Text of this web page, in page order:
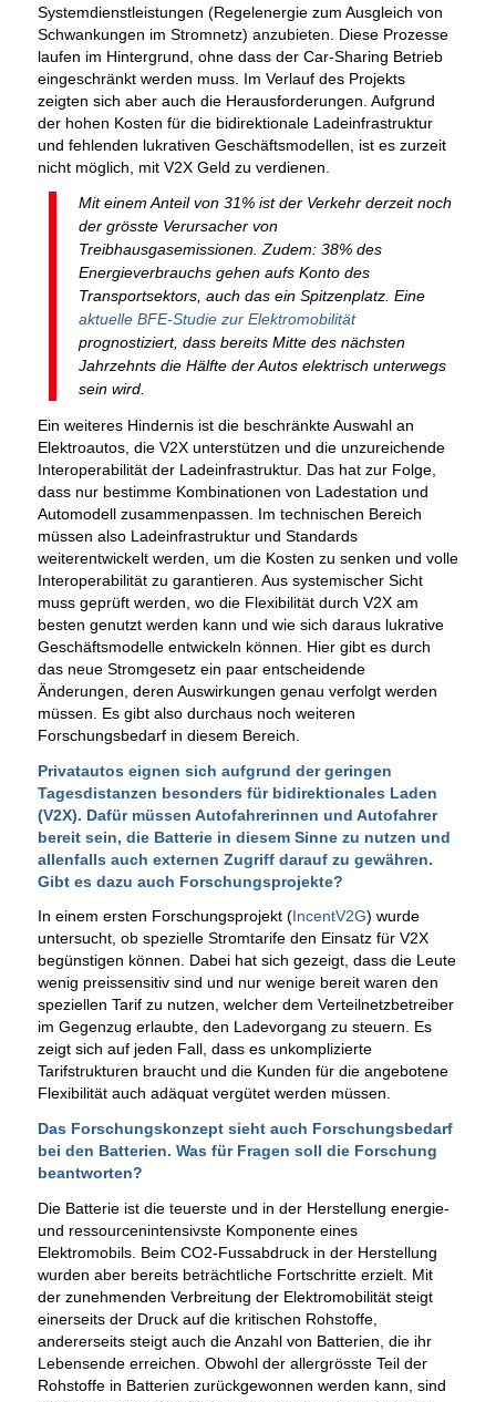
Systemdienstleistungen (Regelenergie zum Ausgleich von
Schwankungen im Stromnetz) anzubieten. Diese Prozesse
laufen im Hintergrund, ohne dass der Car-Sharing Betrieb
eingeschränkt werden muss. Im Verlauf des Projekts
zeigten sich aber auch die Herausforderungen. Aufgrund
der hohen Kosten für die bidirektionale Ladeinfrastruktur
und fehlenden lukrativen Geschäftsmodellen, ist es zurzeit
nicht möglich, mit V2X Geld zu verdienen.
Mit einem Anteil von 31% ist der Verkehr derzeit noch
der grösste Verursacher von
Treibhausgasemissionen. Zudem: 38% des
Energieverbrauchs gehen aufs Konto des
Transportsektors, auch das ein Spitzenplatz. Eine
aktuelle BFE-Studie zur Elektromobilität
prognostiziert, dass bereits Mitte des nächsten
Jahrzehnts die Hälfte der Autos elektrisch unterwegs
sein wird.
Ein weiteres Hindernis ist die beschränkte Auswahl an
Elektroautos, die V2X unterstützen und die unzureichende
Interoperabilität der Ladeinfrastruktur. Das hat zur Folge,
dass nur bestimme Kombinationen von Ladestation und
Automodell zusammenpassen. Im technischen Bereich
müssen also Ladeinfrastruktur und Standards
weiterentwickelt werden, um die Kosten zu senken und volle
Interoperabilität zu garantieren. Aus systemischer Sicht
muss geprüft werden, wo die Flexibilität durch V2X am
besten genutzt werden kann und wie sich daraus lukrative
Geschäftsmodelle entwickeln können. Hier gibt es durch
das neue Stromgesetz ein paar entscheidende
Änderungen, deren Auswirkungen genau verfolgt werden
müssen. Es gibt also durchaus noch weiteren
Forschungsbedarf in diesem Bereich.
Privatautos eignen sich aufgrund der geringen
Tagesdistanzen besonders für bidirektionales Laden
(V2X). Dafür müssen Autofahrerinnen und Autofahrer
bereit sein, die Batterie in diesem Sinne zu nutzen und
allenfalls auch externen Zugriff darauf zu gewähren.
Gibt es dazu auch Forschungsprojekte?
In einem ersten Forschungsprojekt (IncentV2G) wurde
untersucht, ob spezielle Stromtarife den Einsatz für V2X
begünstigen können. Dabei hat sich gezeigt, dass die Leute
wenig preissensitiv sind und nur wenige bereit waren den
speziellen Tarif zu nutzen, welcher dem Verteilnetzbetreiber
im Gegenzug erlaubte, den Ladevorgang zu steuern. Es
zeigt sich auf jeden Fall, dass es unkomplizierte
Tarifstrukturen braucht und die Kunden für die angebotene
Flexibilität auch adäquat vergütet werden müssen.
Das Forschungskonzept sieht auch Forschungsbedarf
bei den Batterien. Was für Fragen soll die Forschung
beantworten?
Die Batterie ist die teuerste und in der Herstellung energie-
und ressourcenintensivste Komponente eines
Elektromobils. Beim CO2-Fussabdruck in der Herstellung
wurden aber bereits beträchtliche Fortschritte erzielt. Mit
der zunehmenden Verbreitung der Elektromobilität steigt
einerseits der Druck auf die kritischen Rohstoffe,
andererseits steigt auch die Anzahl von Batterien, die ihr
Lebensende erreichen. Obwohl der allergrösste Teil der
Rohstoffe in Batterien zurückgewonnen werden kann, sind